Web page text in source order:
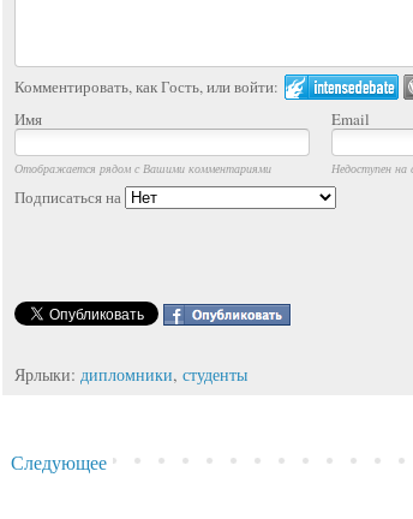
Комментировать, как Гость, или войти:
Имя
Email
Отображается рядом с Вашими комментариями Недоступен на
Подписаться на
Ярлыки: дипломники, студенты
Следующее